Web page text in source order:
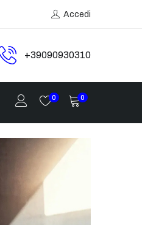
Accedi
+39090930310
0 0